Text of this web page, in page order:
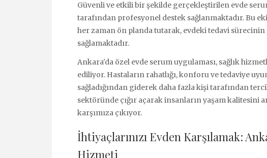
Güvenli ve etkili bir şekilde gerçekleştirilen evde
tarafından profesyonel destek sağlanmaktadır. Bu
her zaman ön planda tutarak, evdeki tedavi
sağlamaktadır.
Ankara'da özel evde serum uygulaması, sağlık
ediliyor. Hastaların rahatlığı, konforu ve tedaviye
sağladığından giderek daha fazla kişi tarafından
sektöründe çığır açarak insanların yaşam kalitesini
karşımıza çıkıyor.
İhtiyaçlarınızı Evden Karşılamak:
Hizmeti